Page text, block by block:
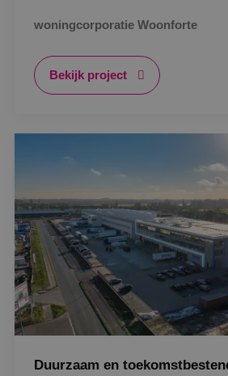
woningcorporatie Woonforte
Bekijk project
Duurzaam en